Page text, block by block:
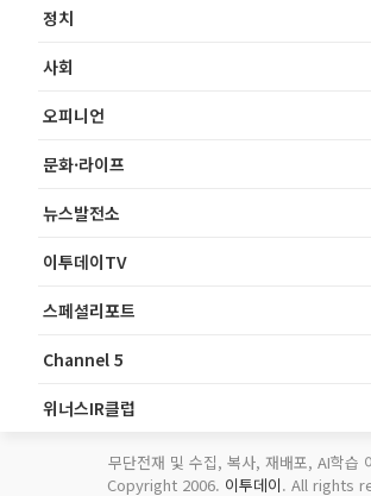
정치
사회
오피니언
문화·라이프
뉴스발전소
이투데이TV
스페셜리포트
Channel 5
위너스IR클럽
무단전재 및 수집, 복사, 재배포, AI학습
Copyright 2006. 이투데이. All rights